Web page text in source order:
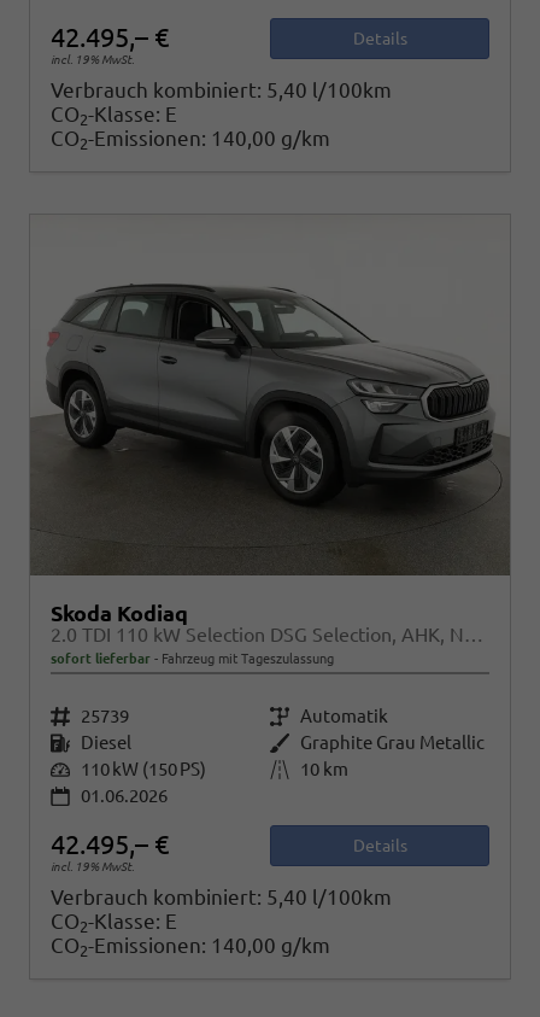
42.495,– €
incl. 19% MwSt.
Details
Verbrauch kombiniert: 5,40 l/100km
CO2-Klasse: E
CO2-Emissionen: 140,00 g/km
Skoda Kodiaq
2.0 TDI 110 kW Selection DSG Selection, AHK, Navi, Side, Kamera, Winter, 4 J.-Garantie
sofort lieferbar Fahrzeug mit Tageszulassung
Fahrzeugnr. 25739 Getriebe Automatik
Kraftstoff Diesel Außenfarbe Graphite Grau Metallic
Leistung 110 kW (150 PS) Kilometerstand
10 km
01.06.2026
42.495,– €
incl. 19% MwSt.
Details
Verbrauch kombiniert: 5,40 l/100km
CO2-Klasse: E
CO2-Emissionen: 140,00 g/km